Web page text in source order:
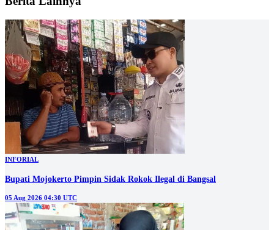
INFORIAL
Bupati Mojokerto Pimpin Sidak Rokok Ilegal di Bangsal
05 Aug 2026 04:30 UTC